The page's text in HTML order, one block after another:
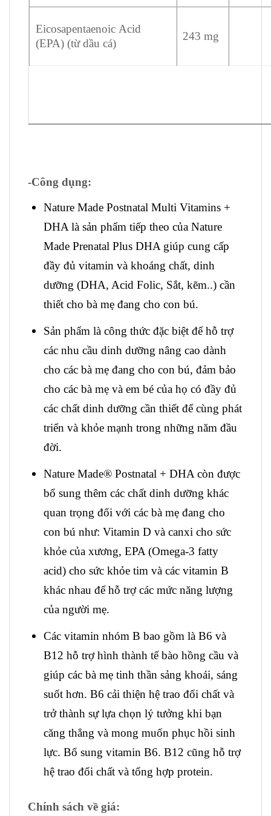
Eicosapentaenoic Acid
(EPA) (từ dầu cá)
243 mg
-Công dụng:
Nature Made Postnatal Multi Vitamins +
DHA là sản phẩm tiếp theo của Nature
Made Prenatal Plus DHA giúp cung cấp
đầy đủ vitamin và khoáng chất, dinh
dưỡng (DHA, Acid Folic, Sắt, kẽm..) cần
thiết cho bà mẹ đang cho con bú.
Sản phẩm là công thức đặc biệt để hỗ trợ
các nhu cầu dinh dưỡng nâng cao dành
cho các bà mẹ đang cho con bú, đảm bảo
cho các bà mẹ và em bé của họ có đầy đủ
các chất dinh dưỡng cần thiết để cùng phát
triển và khỏe mạnh trong những năm đầu
đời.
Nature Made® Postnatal + DHA còn được
bổ sung thêm các chất dinh dưỡng khác
quan trọng đối với các bà mẹ đang cho
con bú như: Vitamin D và canxi cho sức
khỏe của xương, EPA (Omega-3 fatty
acid) cho sức khỏe tim và các vitamin B
khác nhau để hỗ trợ các mức năng lượng
của người mẹ.
Các vitamin nhóm B bao gồm là B6 và
B12 hỗ trợ hình thành tế bào hồng cầu và
giúp các bà mẹ tinh thần sảng khoái, sáng
suốt hơn. B6 cải thiện hệ trao đổi chất và
trở thành sự lựa chọn lý tưởng khi bạn
căng thẳng và mong muốn phục hồi sinh
lực. Bổ sung vitamin B6. B12 cũng hỗ trợ
hệ trao đổi chất và tổng hợp protein.
Chính sách về giá: